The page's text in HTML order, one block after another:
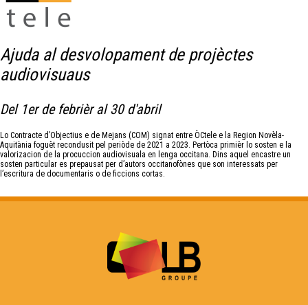
Ajuda al desvolopament de projèctes
audiovisuaus
Del 1er de febrièr al 30 d'abril
Lo Contracte d’Objectius e de Mejans (COM) signat entre ÒCtele e la Region Novèla-
Aquitània foguèt recondusit pel periòde de 2021 a 2023. Pertòca primièr lo sosten e la
valorizacion de la procuccion audiovisuala en lenga occitana. Dins aquel encastre un
sosten particular es prepausat per d’autors occitanofònes que son interessats per
l’escritura de documentaris o de ficcions cortas.